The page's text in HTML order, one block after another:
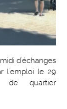
d'échanges
l'emploi le 29
de quartier